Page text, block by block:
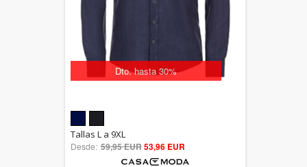
Dto. hasta 30%
out of 5
Tallas L a 9XL
Desde: 59,95 EUR53,96 EUR